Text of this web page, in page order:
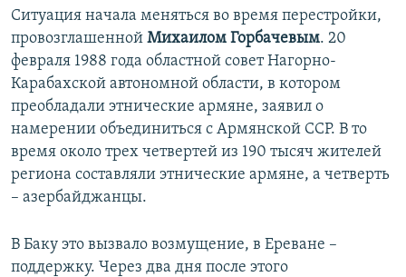
Ситуация начала меняться во время перестройки,
провозглашенной Михаилом Горбачевым. 20
февраля 1988 года областной совет Нагорно-
Карабахской автономной области, в котором
преобладали этнические армяне, заявил о
намерении объединиться с Армянской ССР. В то
время около трех четвертей из 190 тысяч жителей
региона составляли этнические армяне, а четверть
– азербайджанцы.
В Баку это вызвало возмущение, в Ереване –
поддержку. Через два дня после этого